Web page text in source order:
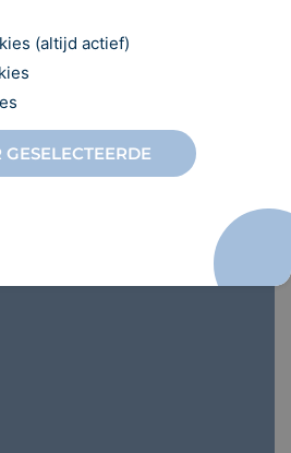
32L, 5062 JW Oisterwijk
(altijd actief)
GESELECTEERDE